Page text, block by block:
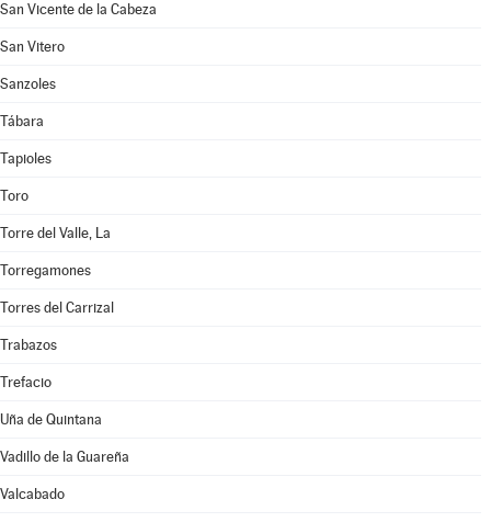
San Vicente de la Cabeza
San Vitero
Sanzoles
Tábara
Tapioles
Toro
Torre del Valle, La
Torregamones
Torres del Carrizal
Trabazos
Trefacio
Uña de Quintana
Vadillo de la Guareña
Valcabado